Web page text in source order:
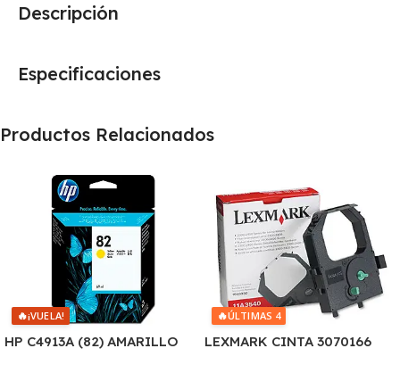
Descripción
Especificaciones
Productos Relacionados
🔥¡VUELA!
HP C4913A (82) AMARILLO
🔥ÚLTIMAS 4
LEXMARK CINTA 3070166